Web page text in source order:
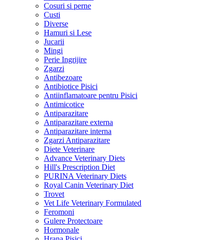
Cosuri si perne
Custi
Diverse
Hamuri si Lese
Jucarii
Mingi
Perie Ingrijire
Zgarzi
Antibezoare
Antibiotice Pisici
Antiinflamatoare pentru Pisici
Antimicotice
Antiparazitare
Antiparazitare externa
Antiparazitare interna
Zgarzi Antiparazitare
Diete Veterinare
Advance Veterinary Diets
Hill's Prescription Diet
PURINA Veterinary Diets
Royal Canin Veterinary Diet
Trovet
Vet Life Veterinary Formulated
Feromoni
Gulere Protectoare
Hormonale